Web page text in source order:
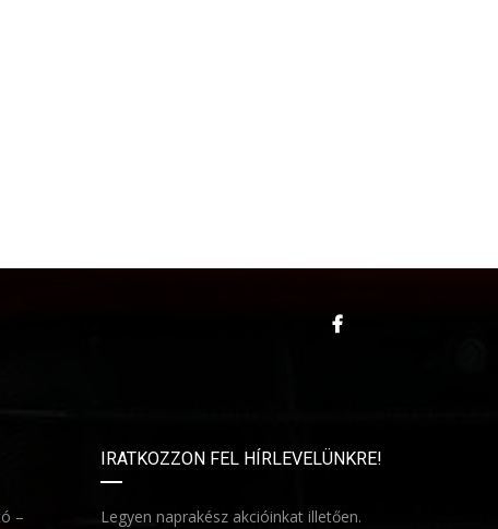
–
IRATKOZZON FEL HÍRLEVELÜNKRE!
Legyen naprakész akcióinkat illetően.